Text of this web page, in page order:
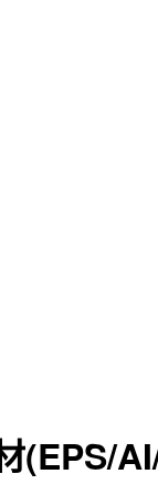
(EPS/